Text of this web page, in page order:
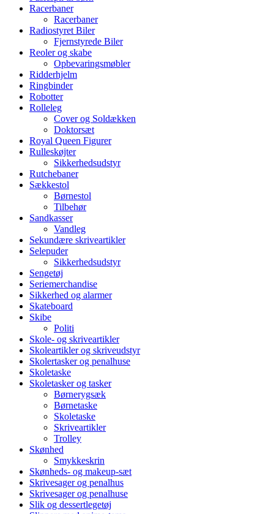
Racerbaner
Racerbaner
Radiostyret Biler
Fjernstyrede Biler
Reoler og skabe
Opbevaringsmøbler
Ridderhjelm
Ringbinder
Robotter
Rolleleg
Cover og Soldækken
Doktorsæt
Royal Queen Figurer
Rulleskøjter
Sikkerhedsudstyr
Rutchebaner
Sækkestol
Børnestol
Tilbehør
Sandkasser
Vandleg
Sekundære skriveartikler
Selepuder
Sikkerhedsudstyr
Sengetøj
Seriemerchandise
Sikkerhed og alarmer
Skateboard
Skibe
Politi
Skole- og skriveartikler
Skoleartikler og skriveudstyr
Skolertasker og penalhuse
Skoletaske
Skoletasker og tasker
Børnerygsæk
Børnetaske
Skoletaske
Skriveartikler
Trolley
Skønhed
Smykkeskrin
Skønheds- og makeup-sæt
Skrivesager og penalhus
Skrivesager og penalhuse
Slik og dessertlegetøj